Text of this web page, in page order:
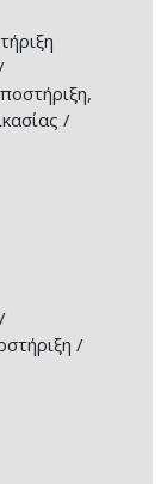
/
/